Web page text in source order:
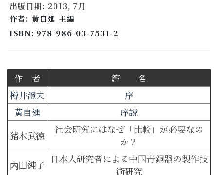
出版日期: 2013, 7月
作者: 黃自進 主編
ISBN: 978-986-03-7531-2
作 者
篇 名
樽井澄夫
序
黃自進
序說
猪木武徳
社会研究にはなぜ「比較」が必要なの
か？
内田純子 日本人研究者による中国青銅器の製作技
術研究